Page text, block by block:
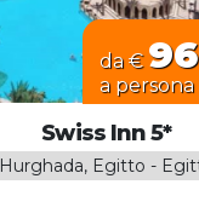
da €
a persona
Swiss Inn 5*
Hurghada, Egitto -